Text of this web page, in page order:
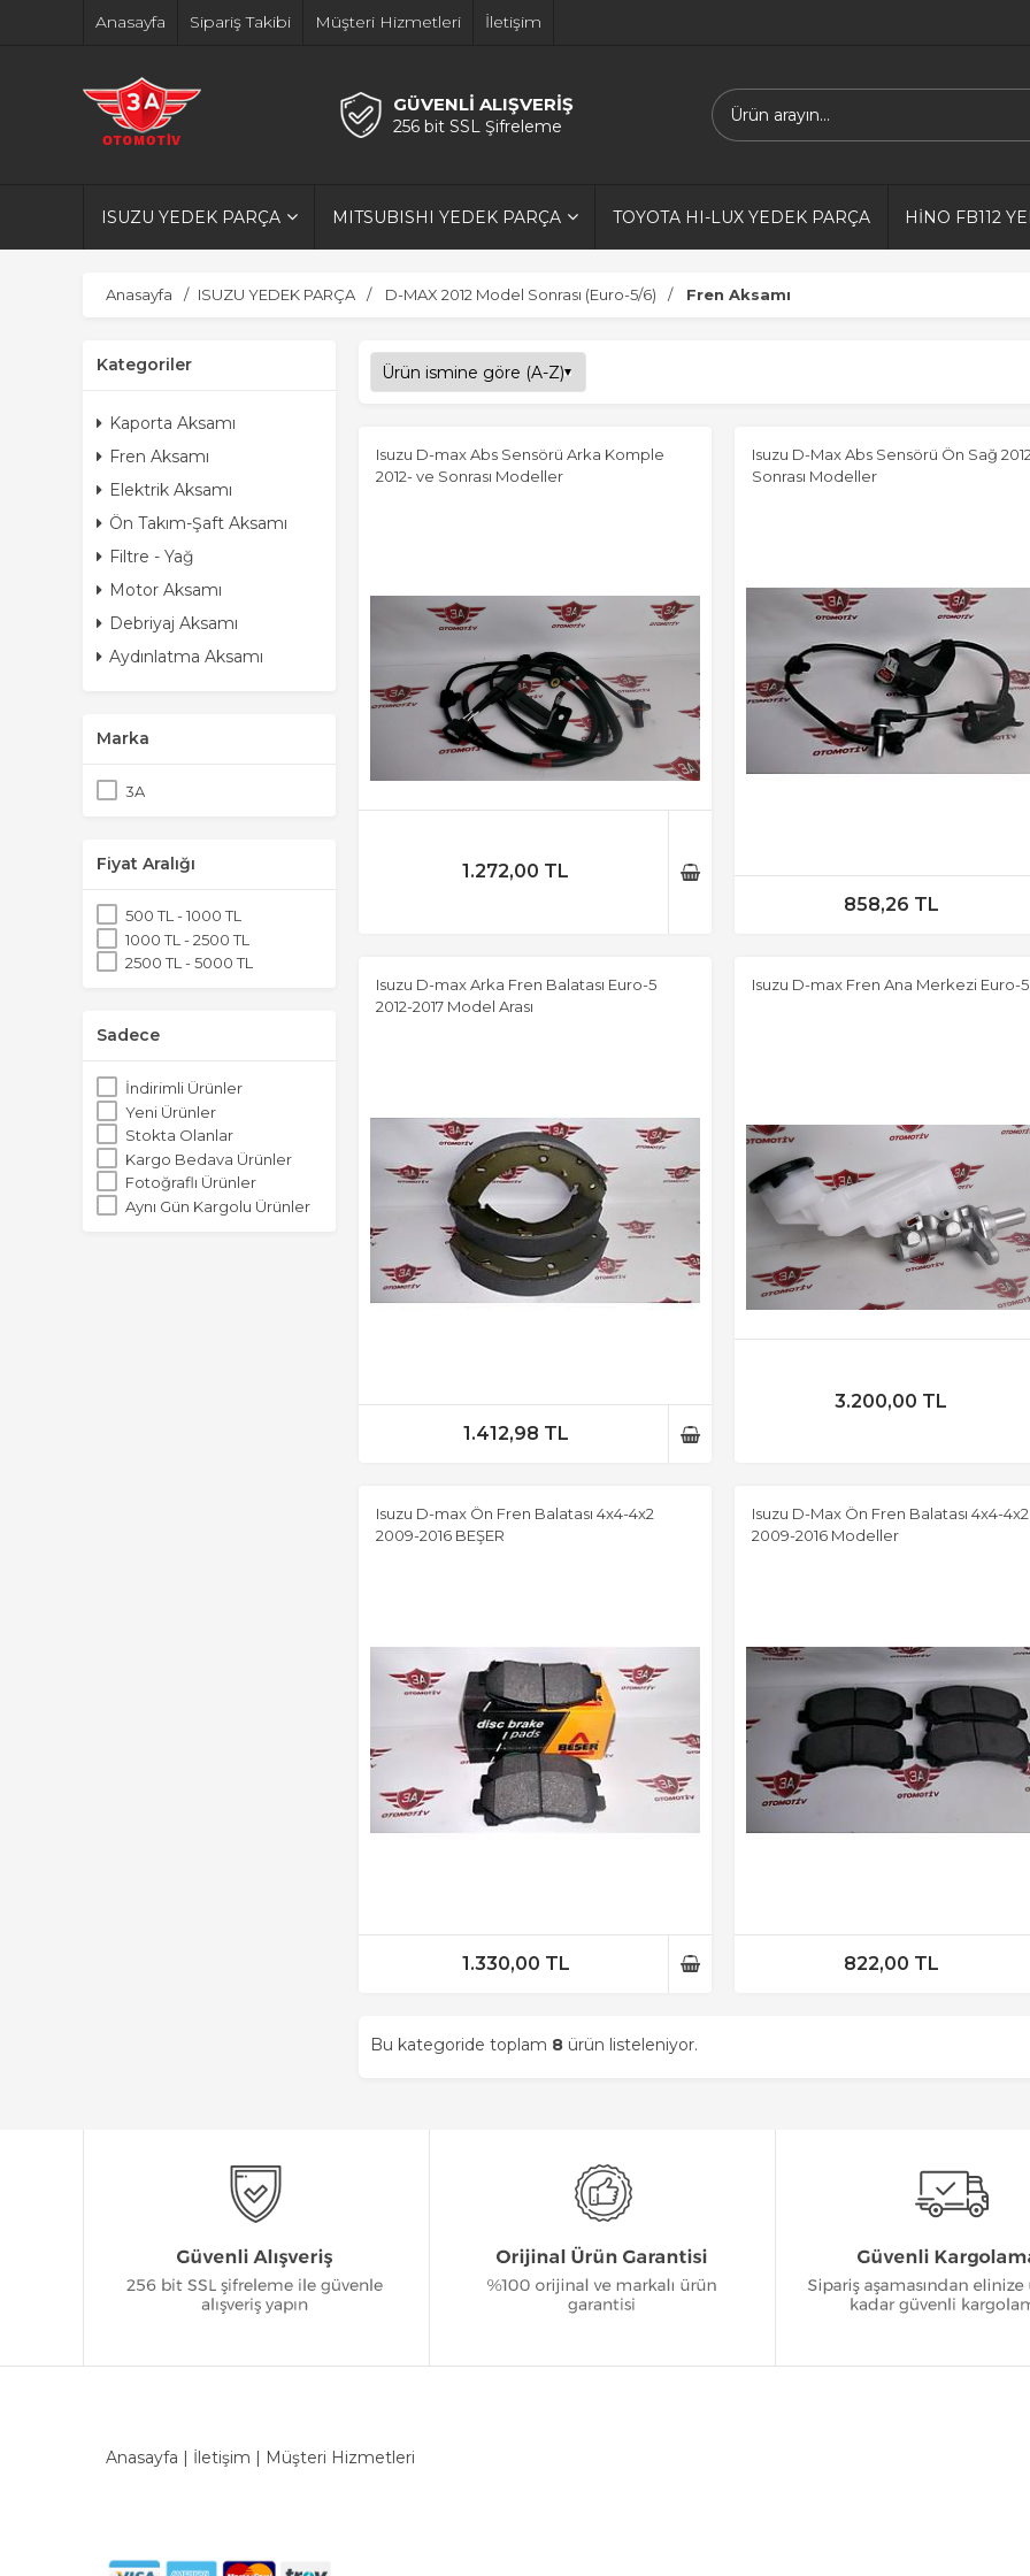
Anasayfa Sipariş Takibi Müşteri Hizmetleri İletişim
GÜVENLİ ALIŞVERİŞ
256 bit SSL Şifreleme
ISUZU YEDEK PARÇA MITSUBISHI YEDEK PARÇA TOYOTA HI-LUX YEDEK PARÇA HİNO FB112
Anasayfa ISUZU YEDEK PARÇA D-MAX 2012 Model Sonrası (Euro-5/6) Fren Aksamı
Kategoriler
Kaporta Aksamı
Fren Aksamı
Elektrik Aksamı
Ön Takım-Şaft Aksamı
Filtre - Yağ
Motor Aksamı
Debriyaj Aksamı
Aydınlatma Aksamı
Marka
3A
Fiyat Aralığı
500 TL - 1000 TL
1000 TL - 2500 TL
2500 TL - 5000 TL
Sadece
İndirimli Ürünler
Yeni Ürünler
Stokta Olanlar
Kargo Bedava Ürünler
Fotoğraflı Ürünler
Aynı Gün Kargolu Ürünler
Isuzu D-max Abs Sensörü Arka Komple
2012- ve Sonrası Modeller
1.272,00 TL
Isuzu D-Max Abs Sensörü Ön Sağ
Sonrası Modeller
858,26 TL
Isuzu D-max Arka Fren Balatası Euro-5
2012-2017 Model Arası
1.412,98 TL
Isuzu D-max Fren Ana Merkezi Euro-5
3.200,00 TL
Isuzu D-max Ön Fren Balatası 4x4-4x2
2009-2016 BEŞER
1.330,00 TL
Isuzu D-Max Ön Fren Balatası 4x4-4x2
2009-2016 Modeller
822,00 TL
Bu kategoride toplam 8 ürün listeleniyor.
Anasayfa | İletişim | Müşteri Hizmetleri